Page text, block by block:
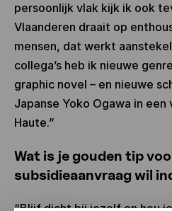
persoonlijk vlak kijk ik ook
Vlaanderen draait op
mensen, dat werkt
collega’s heb ik nieuwe
graphic novel – en nieuwe
Japanse Yoko Ogawa in een
Haute.”
Wat is je gouden tip
subsidieaanvraag wil